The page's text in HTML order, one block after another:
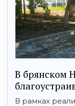
В брянском
В рамках